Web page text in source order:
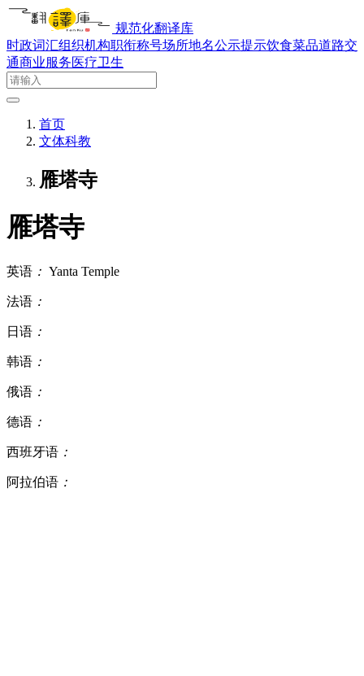
规范化翻译库
时政词汇组织机构职衔称号场所地名公示提示饮食菜品道路交
通商业服务医疗卫生
首页
文体科教
雁塔寺
雁塔寺
英语 ： Yanta Temple
法语 ：
日语 ：
韩语 ：
俄语 ：
德语 ：
西班牙语 ：
阿拉伯语 ：